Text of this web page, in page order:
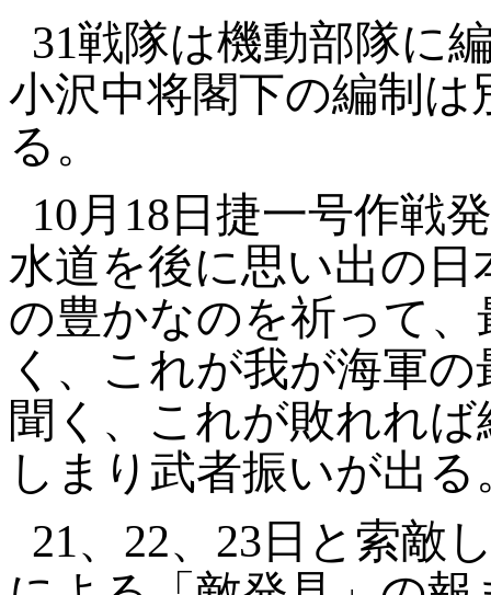
31戦隊は機動部隊に
小沢中将閣下の編制
る。
10月 18 日捷一号作戦
水道を後に思い出の
の豊かなのを祈って
く、これが我が海軍
聞く、これが敗れれ
しまり武者振いが出る
21、 22、23 日と索敵